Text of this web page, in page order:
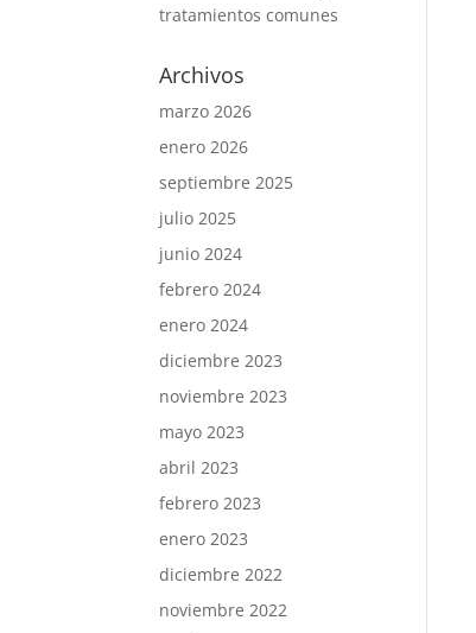
tratamientos comunes
Archivos
marzo 2026
enero 2026
septiembre 2025
julio 2025
junio 2024
febrero 2024
enero 2024
diciembre 2023
noviembre 2023
mayo 2023
abril 2023
febrero 2023
enero 2023
diciembre 2022
noviembre 2022